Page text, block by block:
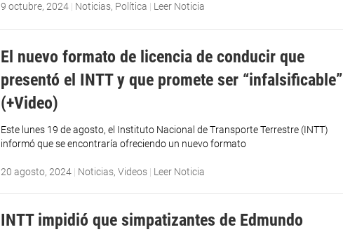
9 octubre, 2024 | Noticias, Política | Leer Noticia
El nuevo formato de licencia de conducir que
presentó el INTT y que promete ser “infalsificable”
(+Video)
Este lunes 19 de agosto, el Instituto Nacional de Transporte Terrestre (INTT)
informó que se encontraría ofreciendo un nuevo formato
20 agosto, 2024 | Noticias,Videos | Leer Noticia
INTT impidió que simpatizantes de Edmundo